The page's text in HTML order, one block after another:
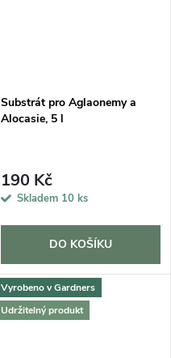
Substrát pro Aglaonemy a
Alocasie, 5 l
190 Kč
Skladem 10 ks
DO KOŠÍKU
Vyrobeno v Gardners
Udržitelný produkt